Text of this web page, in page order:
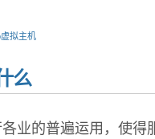
拟主机
么
业的普遍运用，使得